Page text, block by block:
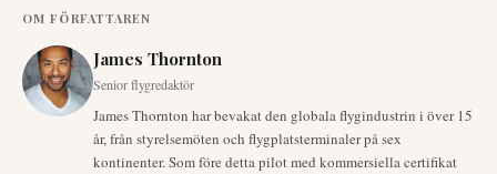
OM FÖRFATTAREN
James Thornton
Senior flygredaktör
James Thornton har bevakat den globala flygindustrin i över 15
år, från styrelsemöten och flygplatsterminaler på sex
kontinenter. Som före detta pilot med kommersiella certifikat